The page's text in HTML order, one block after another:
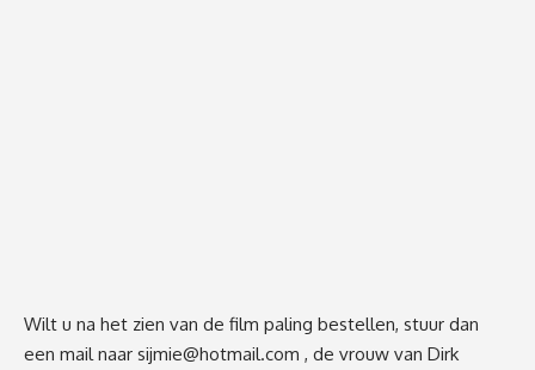
Wilt u na het zien van de film paling bestellen, stuur dan
een mail naar sijmie@hotmail.com , de vrouw van Dirk